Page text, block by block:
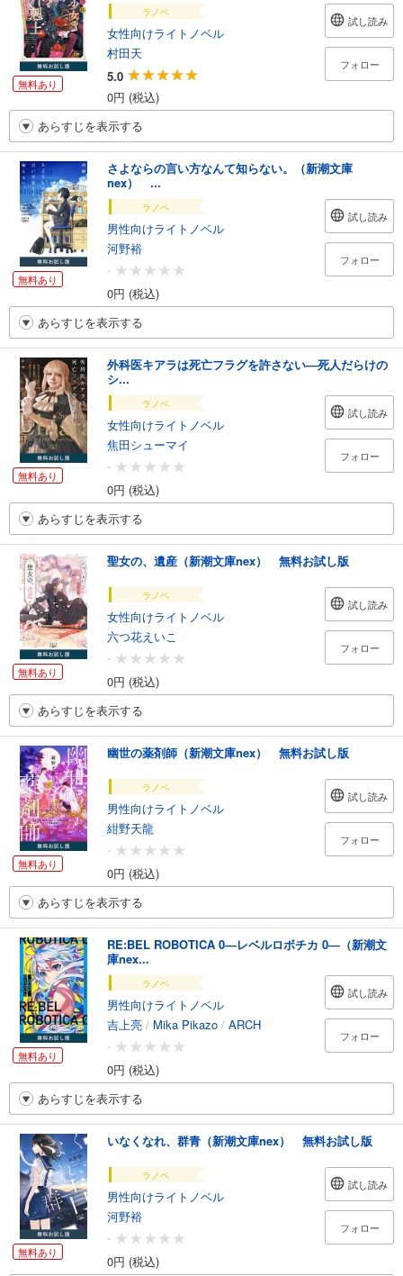
無料あり
ラノベ
女性向けライトノベル
村田天
5.0
0円 (税込)
試し読み
フォロー
あらすじを表示する
無料あり
さよならの言い方なんて知らない。（新潮文庫
nex） ...
ラノベ
男性向けライトノベル
河野裕
-
0円 (税込)
試し読み
フォロー
あらすじを表示する
無料あり
外科医キアラは死亡フラグを許さない―死人だらけの
シ...
ラノベ
女性向けライトノベル
焦田シューマイ
-
0円 (税込)
試し読み
フォロー
あらすじを表示する
無料あり
聖女の、遺産（新潮文庫nex） 無料お試し版
ラノベ
女性向けライトノベル
六つ花えいこ
-
0円 (税込)
試し読み
フォロー
あらすじを表示する
無料あり
幽世の薬剤師（新潮文庫nex） 無料お試し版
ラノベ
男性向けライトノベル
紺野天龍
-
0円 (税込)
試し読み
フォロー
あらすじを表示する
無料あり
RE:BEL ROBOTICA 0―レベルロボチカ 0―（新潮文
庫nex...
ラノベ
男性向けライトノベル
吉上亮 / Mika Pikazo / ARCH
-
0円 (税込)
試し読み
フォロー
あらすじを表示する
無料あり
いなくなれ、群青（新潮文庫nex） 無料お試し版
ラノベ
男性向けライトノベル
河野裕
-
0円 (税込)
試し読み
フォロー